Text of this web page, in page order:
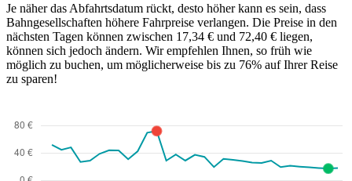
Angoulême
Je näher das Abfahrtsdatum rückt, desto höher kann es sein, dass
Bahngesellschaften höhere Fahrpreise verlangen. Die Preise in den
nächsten Tagen können zwischen 17,34 € und 72,40 € liegen,
können sich jedoch ändern. Wir empfehlen Ihnen, so früh wie
möglich zu buchen, um möglicherweise bis zu 76% auf Ihrer Reise
zu sparen!